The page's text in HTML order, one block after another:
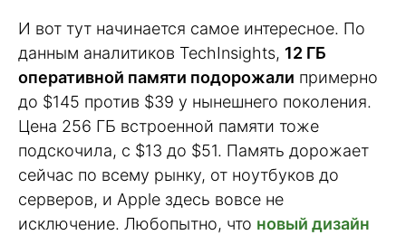
И вот тут начинается самое интересное. По
данным аналитиков TechInsights, 12 ГБ
оперативной памяти подорожали примерно
до $145 против $39 у нынешнего поколения.
Цена 256 ГБ встроенной памяти тоже
подскочила, с $13 до $51. Память дорожает
сейчас по всему рынку, от ноутбуков до
серверов, и Apple здесь вовсе не
исключение. Любопытно, что новый дизайн